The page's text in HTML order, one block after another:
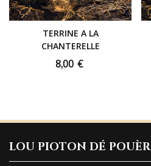
TERRINE A LA
CHANTERELLE
8,00 €
LOU PIOTON DÉ POUÈR